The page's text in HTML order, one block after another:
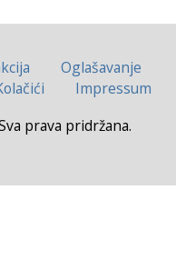
Oglašavanje
Impressum
prava pridržana.